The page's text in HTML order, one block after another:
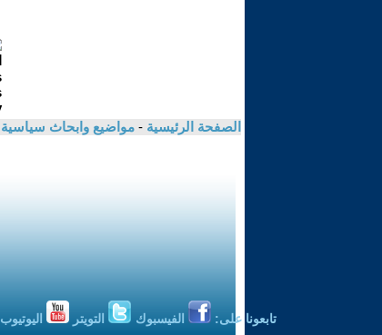
الصفحة الرئيسية - مواضيع وابحاث سياسية
تابعونا على: الفيسبوك التويتر اليوتيوب